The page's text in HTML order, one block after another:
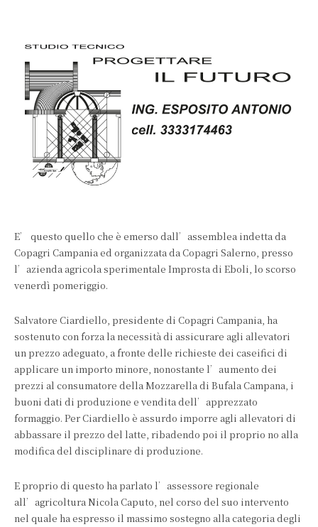
E’ questo quello che è emerso dall’assemblea indetta da
Copagri Campania ed organizzata da Copagri Salerno, presso
l’azienda agricola sperimentale Improsta di Eboli, lo scorso
venerdì pomeriggio.
Salvatore Ciardiello, presidente di Copagri Campania, ha
sostenuto con forza la necessità di assicurare agli allevatori
un prezzo adeguato, a fronte delle richieste dei caseifici di
applicare un importo minore, nonostante l’aumento dei
prezzi al consumatore della Mozzarella di Bufala Campana, i
buoni dati di produzione e vendita dell’apprezzato
formaggio. Per Ciardiello è assurdo imporre agli allevatori di
abbassare il prezzo del latte, ribadendo poi il proprio no alla
modifica del disciplinare di produzione.
E proprio di questo ha parlato l’assessore regionale
all’agricoltura Nicola Caputo, nel corso del suo intervento
nel quale ha espresso il massimo sostegno alla categoria degli